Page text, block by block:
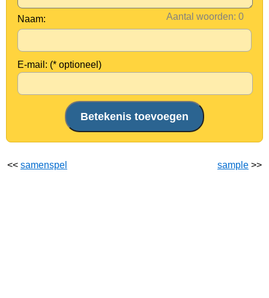
Aantal woorden:
Naam:
E-mail: (* optioneel)
<< samenspel sample >>